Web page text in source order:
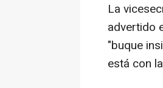
La
advertido
"buque
está con